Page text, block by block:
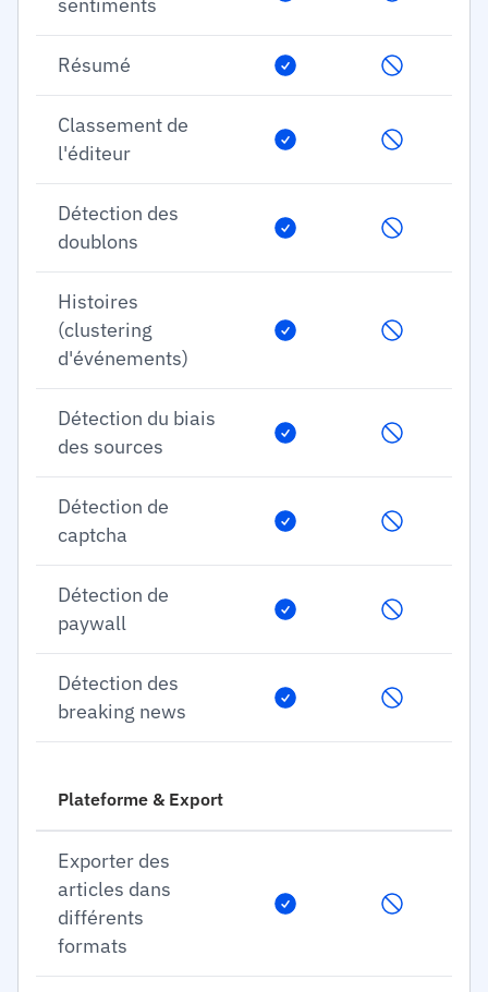
Résumé
Classement de
l'éditeur
Détection des
doublons
Histoires
(clustering
d'événements)
Détection du biais
des sources
Détection de
captcha
Détection de
paywall
Détection des
breaking news
Plateforme & Export
Exporter des
articles dans
différents
formats